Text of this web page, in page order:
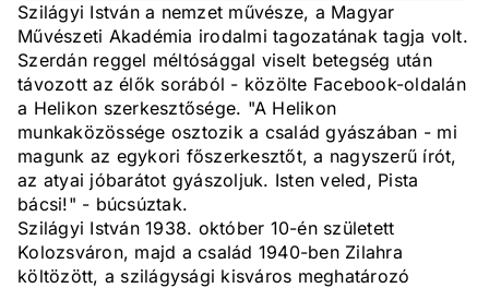
Szilágyi István a nemzet művésze, a Magyar
Művészeti Akadémia irodalmi tagozatának tagja volt.
Szerdán reggel méltósággal viselt betegség után
távozott az élők sorából - közölte Facebook-oldalán
a Helikon szerkesztősége. "A Helikon
munkaközössége osztozik a család gyászában - mi
magunk az egykori főszerkesztőt, a nagyszerű írót,
az atyai jóbarátot gyászoljuk. Isten veled, Pista
bácsi!" - búcsúztak.
Szilágyi István 1938. október 10-én született
Kolozsváron, majd a család 1940-ben Zilahra
költözött, a szilágysági kisváros meghatározó